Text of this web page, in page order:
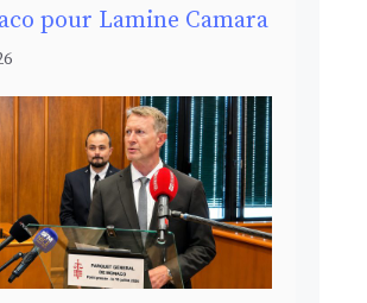
pour Lamine Camara